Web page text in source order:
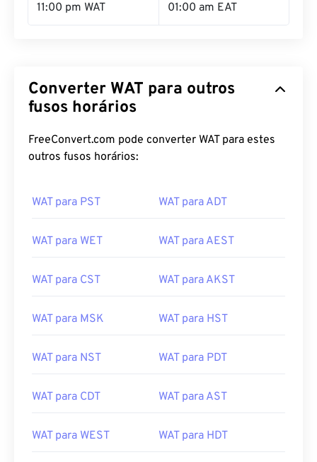
11:00 pm WAT 01:00 am EAT
Converter WAT para outros
fusos horários
FreeConvert.com pode converter WAT para estes
outros fusos horários:
WAT para PST WAT para ADT
WAT para WET WAT para AEST
WAT para CST WAT para AKST
WAT para MSK WAT para HST
WAT para NST WAT para PDT
WAT para CDT WAT para AST
WAT para WEST WAT para HDT